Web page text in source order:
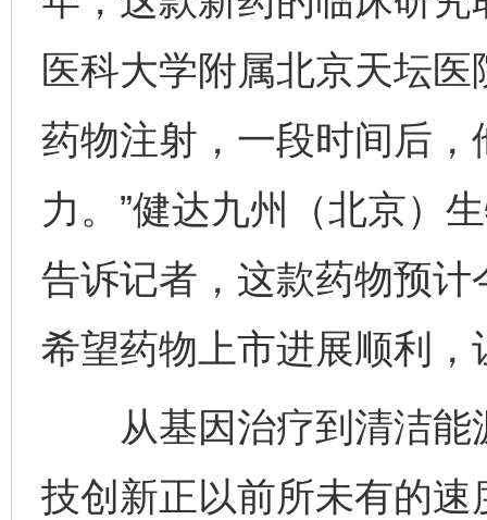
医科大学附属北京天坛
药物注射，一段时间后
力。”健达九州（北京）
告诉记者，这款药物预
希望药物上市进展顺利
从基因治疗到清洁能
技创新正以前所未有的
东山县通报“牛蛙产品抗生素超标问题”
千年窑火 生生不息 一